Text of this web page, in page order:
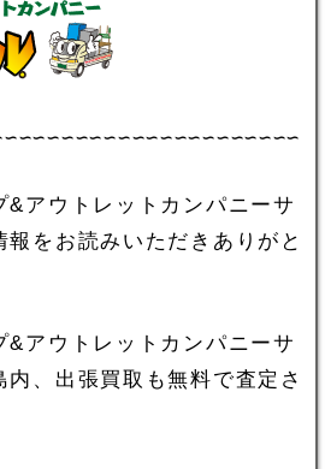
&アウトレットカンパニーサ
をお読みいただきありがと
&アウトレットカンパニーサ
、出張買取も無料で査定さ